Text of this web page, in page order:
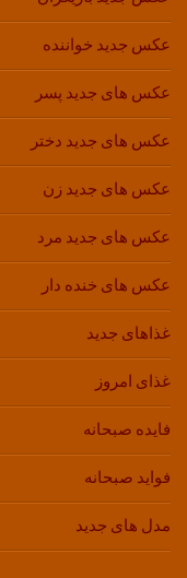
عکس جدید خواننده
عکس های جدید پسر
عکس های جدید دختر
عکس های جدید زن
عکس های جدید مرد
عکس های خنده دار
غذاهای جدید
غذای امروز
فایده صبحانه
فواید صبحانه
مدل های جدید